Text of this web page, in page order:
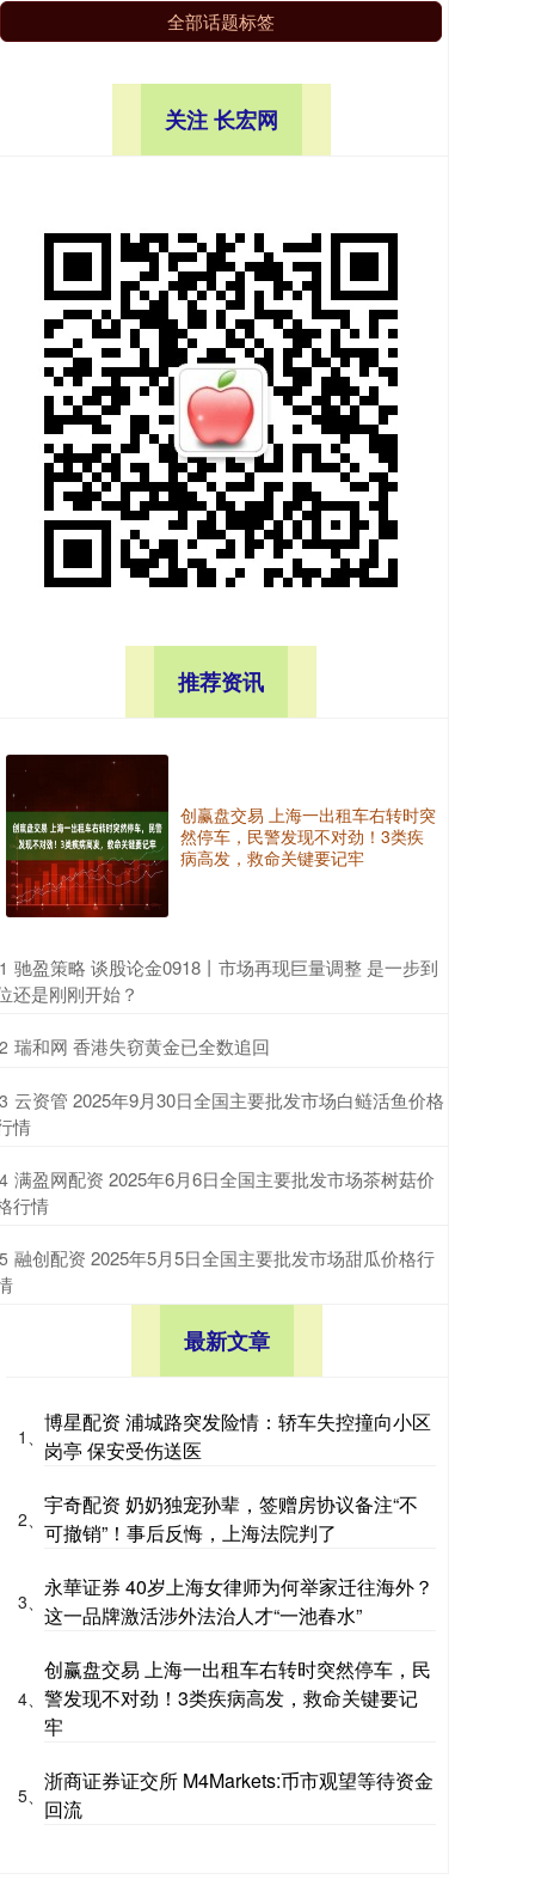
全部话题标签
关注 长宏网
推荐资讯
创赢盘交易 上海一出租车右转时突
然停车，民警发现不对劲！3类疾
病高发，救命关键要记牢
1 ​驰盈策略 谈股论金0918丨市场再现巨量调整 是一步到
还是刚刚开始？
2 ​瑞和网 香港失窃黄金已全数追回
3 ​云资管 2025年9月30日全国主要批发市场白鲢活鱼价格
情
4 ​满盈网配资 2025年6月6日全国主要批发市场茶树菇价
行情
5 ​融创配资 2025年5月5日全国主要批发市场甜瓜价格行
最新文章
1、
博星配资 浦城路突发险情：轿车失控撞向小区
岗亭 保安受伤送医
2、
宇奇配资 奶奶独宠孙辈，签赠房协议备注“不
可撤销”！事后反悔，上海法院判了
3、
永華证券 40岁上海女律师为何举家迁往海外？
这一品牌激活涉外法治人才“一池春水”
4、
创赢盘交易 上海一出租车右转时突然停车，民
警发现不对劲！3类疾病高发，救命关键要记
牢
5、
浙商证券证交所 M4Markets:币市观望等待资金
回流